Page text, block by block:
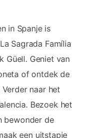
in Spanje is
Sagrada Família
Güell. Geniet van
of ontdek de
naar het
Bezoek het
bewonder de
een uitstapje